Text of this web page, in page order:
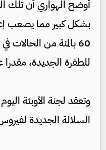
أوضح الهواري أن تلك
بشكل كبير مما يصعب
60 بالمئة من
للطفرة الجديدة، مقدرا عدد
وتعقد لجنة الأوبئة
السلالة الجديدة لفيروس